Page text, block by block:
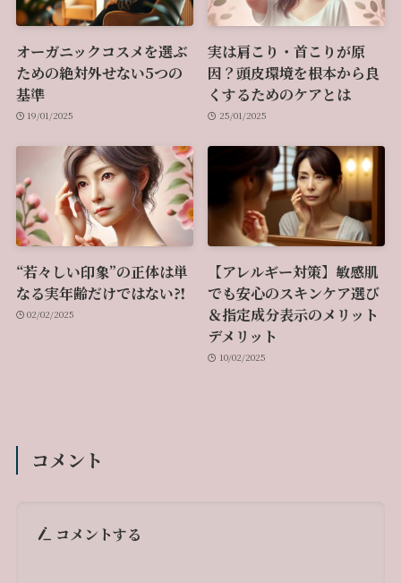
オーガニックコスメを選ぶ
ための絶対外せない5つの
基準
19/01/2025
実は肩こり・首こりが原
因？頭皮環境を根本から良
くするためのケアとは
25/01/2025
“若々しい印象”の正体は単
なる実年齢だけではない⁈
02/02/2025
【アレルギー対策】敏感肌
でも安心のスキンケア選び
＆指定成分表示のメリット
デメリット
10/02/2025
コメント
コメントする